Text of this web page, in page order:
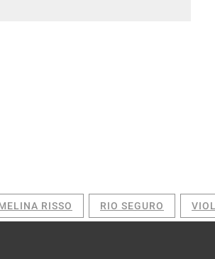
RISSO RIO SEGURO